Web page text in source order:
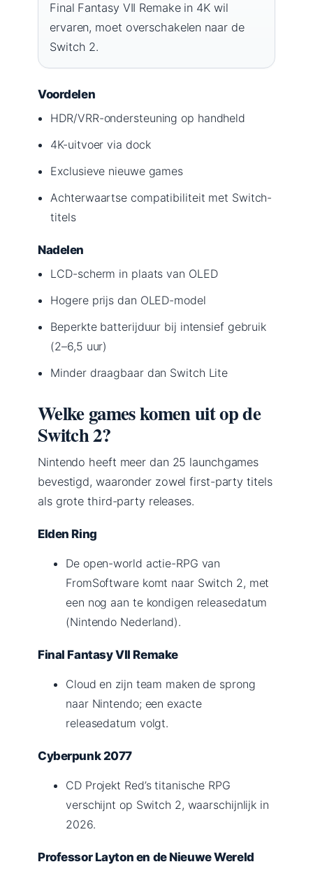
Final Fantasy VII Remake in 4K wil
ervaren, moet overschakelen naar de
Switch 2.
Voordelen
HDR/VRR-ondersteuning op handheld
4K-uitvoer via dock
Exclusieve nieuwe games
Achterwaartse compatibiliteit met Switch-
titels
Nadelen
LCD-scherm in plaats van OLED
Hogere prijs dan OLED-model
Beperkte batterijduur bij intensief gebruik
(2–6,5 uur)
Minder draagbaar dan Switch Lite
Welke games komen uit op de
Switch 2?
Nintendo heeft meer dan 25 launchgames
bevestigd, waaronder zowel first-party titels
als grote third-party releases.
Elden Ring
De open-world actie-RPG van
FromSoftware komt naar Switch 2, met
een nog aan te kondigen releasedatum
(Nintendo Nederland).
Final Fantasy VII Remake
Cloud en zijn team maken de sprong
naar Nintendo; een exacte
releasedatum volgt.
Cyberpunk 2077
CD Projekt Red’s titanische RPG
verschijnt op Switch 2, waarschijnlijk in
2026.
Professor Layton en de Nieuwe Wereld